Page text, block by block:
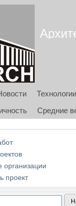
Технологии
Средние
организации
проект